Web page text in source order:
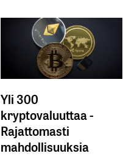
Yli 300
kryptovaluuttaa -
Rajattomasti
mahdollisuuksia